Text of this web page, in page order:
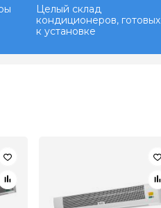
Целый склад
кондиционеров, готовых
к установке